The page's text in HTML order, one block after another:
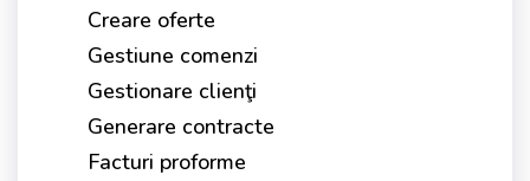
Creare oferte
Gestiune comenzi
Gestionare clienţi
Generare contracte
Facturi proforme